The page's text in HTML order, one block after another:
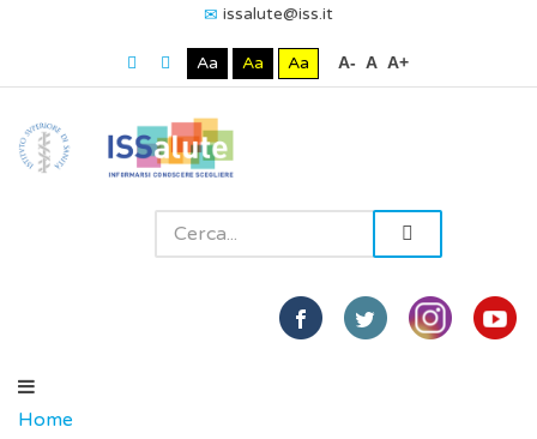
issalute@iss.it
Aa Aa Aa A- A A+
Home